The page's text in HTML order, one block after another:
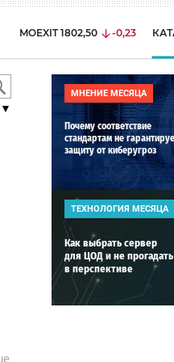
MOEXIT 1802,50 -0,23
МНЕНИЕ МЕСЯЦА
Почему соответствие
стандартам не
защиту от киберугроз
ТЕХНОЛОГИЯ МЕСЯЦА
Как выбрать сервер
для ЦОД и не прогадать
в перспективе